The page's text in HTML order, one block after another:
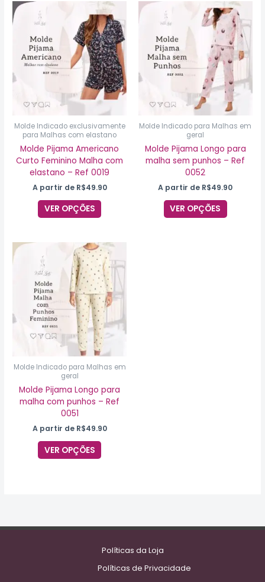
Molde Indicado exclusivamente
para Malhas com elastano
Molde Pijama Americano
Curto Feminino Malha com
elastano – Ref 0019
A partir de R$49.90
VER OPÇÕES
Este
produto
tem
várias
variantes.
As
opções
podem
ser
escolhidas
na
página
do
produto
Molde Indicado para Malhas em
geral
Molde Pijama Longo para
malha sem punhos – Ref
0052
A partir de R$49.90
VER OPÇÕES
Este
produto
tem
várias
As
opções
podem
ser
na
do
produto
Molde Indicado para Malhas em
geral
Molde Pijama Longo para
malha com punhos – Ref
0051
A partir de R$49.90
VER OPÇÕES
Este
produto
tem
várias
variantes.
As
opções
podem
ser
escolhidas
na
do
produto
Políticas da Loja
Políticas de Privacidade